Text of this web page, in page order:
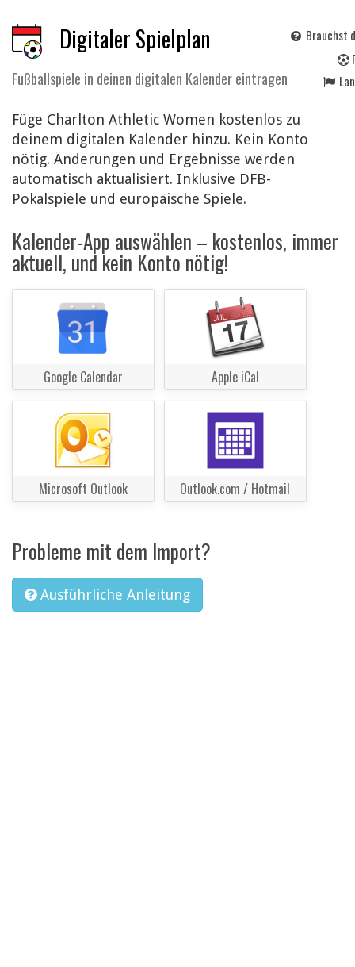
Digitaler Spielplan
Fußballspiele in deinen digitalen Kalender eintragen
Brauchst
Füge Charlton Athletic Women kostenlos zu
deinem digitalen Kalender hinzu. Kein Konto
nötig. Änderungen und Ergebnisse werden
automatisch aktualisiert. Inklusive DFB-
Pokalspiele und europäische Spiele.
Kalender-App auswählen – kostenlos, immer
aktuell, und kein Konto nötig!
Google Calendar Apple iCal
Microsoft Outlook Outlook.com / Hotmail
Probleme mit dem Import?
Ausführliche Anleitung